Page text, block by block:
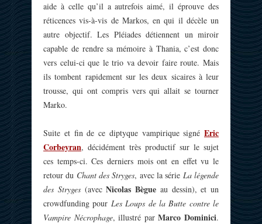
aide à celle qu’il a autrefois aimé, il éprouve des
réticences vis-à-vis de Markos, en qui il décèle un
autre objectif. Les Pléiades détiennent un miroir
capable de rendre sa mémoire à Thania, c’est donc
vers celui-ci que le trio va devoir faire route. Mais
ils tombent rapidement sur les deux sicaires à leur
trousse, qui ont compris vers qui allait se tourner
Marko.
Suite et fin de ce diptyque vampirique signé Eric
Corbeyran, décidément très productif sur le sujet
ces temps-ci. Ces derniers mois ont en effet vu le
retour du Chant des Stryges, avec la série La légende
des Stryges(avecNicolas Bègue au dessin), et un
crowdfunding pour Les Loups de la Butte contre le
Vampire Nécrophage, illustré parMarco Dominici.